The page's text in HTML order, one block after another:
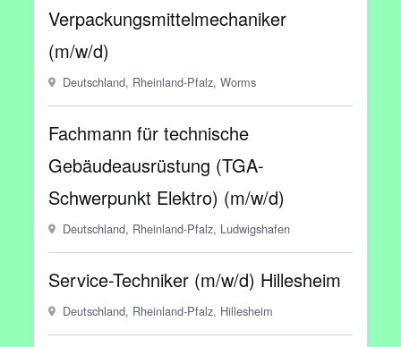
Verpackungsmittelmechaniker
(m/w/d)
Deutschland, Rheinland-Pfalz, Worms
Fachmann für technische
Gebäudeausrüstung (TGA-
Schwerpunkt Elektro) (m/w/d)
Deutschland, Rheinland-Pfalz, Ludwigshafen
Service-Techniker (m/w/d) Hillesheim
Deutschland, Rheinland-Pfalz, Hillesheim